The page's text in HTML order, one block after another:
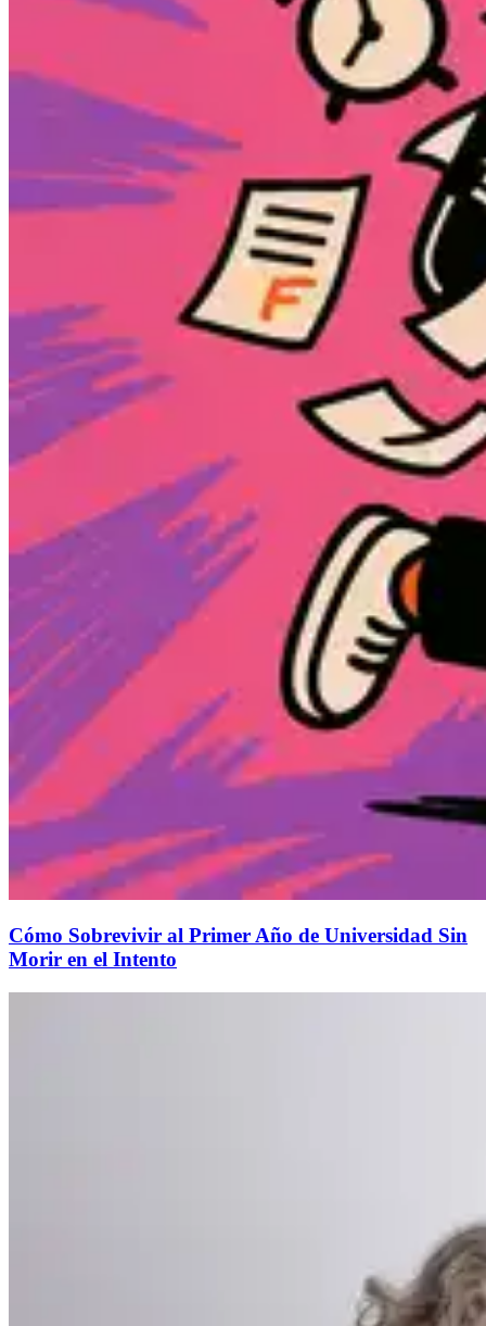
Cómo Sobrevivir al Primer Año de Universidad Sin
Morir en el Intento